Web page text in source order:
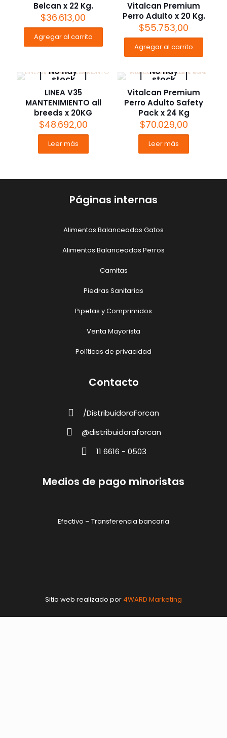
Belcan x 22 Kg.
$36.613,00
Agregar al carrito
Vitalcan Premium
Perro Adulto x 20 Kg.
$55.753,00
Agregar al carrito
No hay
stock
LINEA V35
MANTENIMIENTO all
breeds x 20KG
$48.692,00
Leer más
No hay
stock
Vitalcan Premium
Perro Adulto Safety
Pack x 24 Kg
$70.029,00
Leer más
Páginas internas
Alimentos Balanceados Gatos
Alimentos Balanceados Perros
Camitas
Piedras Sanitarias
Pipetas y Comprimidos
Venta Mayorista
Políticas de privacidad
Contacto
/DistribuidoraForcan
@distribuidoraforcan
11 6616 - 0503
Medios de pago minoristas
Efectivo – Transferencia bancaria
Sitio web realizado por 4WARD Marketing